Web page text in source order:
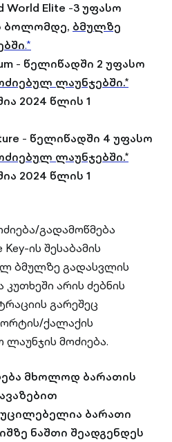
World Elite -3 უფასო
ბოლომდე, ბმულზე
.*
- წელიწადში 2 უფასო
ლაუნჯებში.*
2024 წლის 1
- წელიწადში 4 უფასო
ლაუნჯებში.*
2024 წლის 1
გადამოწმება
ის შესაბამის
ბმულზე გადასვლის
არის ძებნის
გარეშეც
ქალაქის
მოძიება.
მხოლოდ ბარათის
ბარათი
ნაშთი შეადგენდეს